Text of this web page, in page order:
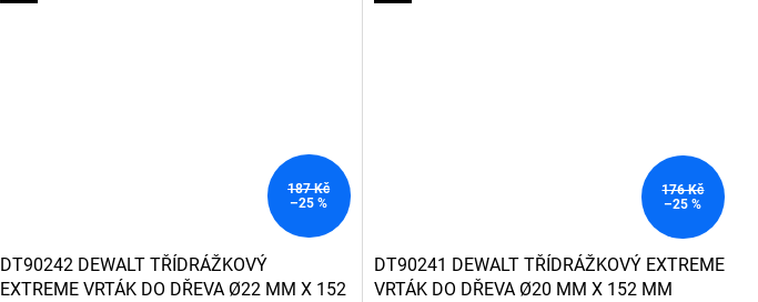
187 Kč
–25 %
DT90242 DEWALT TŘÍDRÁŽKOVÝ
EXTREME VRTÁK DO DŘEVA Ø22 MM X 152
176 Kč
–25 %
DT90241 DEWALT TŘÍDRÁŽKOVÝ EXTREME
VRTÁK DO DŘEVA Ø20 MM X 152 MM